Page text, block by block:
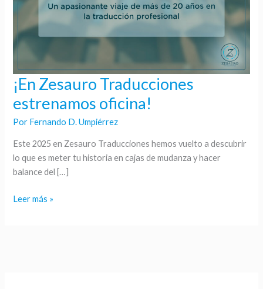
¡En Zesauro Traducciones
estrenamos oficina!
Por Fernando D. Umpiérrez
Este 2025 en Zesauro Traducciones hemos vuelto a descubrir
lo que es meter tu historia en cajas de mudanza y hacer
balance del […]
¡En
Zesauro
Traducciones
estrenamos
Leer más »